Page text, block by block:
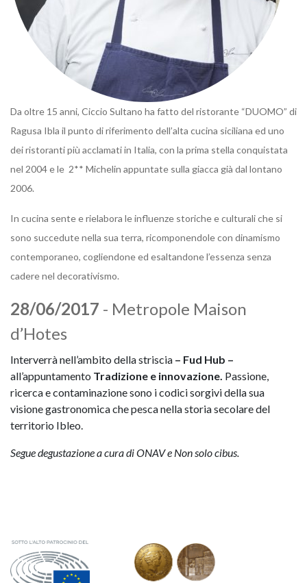
Da oltre 15 anni, Ciccio Sultano ha fatto del ristorante “DUOMO” di
Ragusa Ibla il punto di riferimento dell’alta cucina siciliana ed uno
dei ristoranti più acclamati in Italia, con la prima stella conquistata
nel 2004 e le 2** Michelin appuntate sulla giacca già dal lontano
2006.
In cucina sente e rielabora le influenze storiche e culturali che si
sono succedute nella sua terra, ricomponendole con dinamismo
contemporaneo, cogliendone ed esaltandone l’essenza senza
cadere nel decorativismo.
28/06/2017 - Metropole Maison
d’Hotes
Interverrà nell’ambito della striscia – Fud Hub –
all’appuntamento Tradizione e innovazione. Passione,
ricerca e contaminazione sono i codici sorgivi della sua
visione gastronomica che pesca nella storia secolare del
territorio Ibleo.
Segue degustazione a cura di ONAV e Non solo cibus.